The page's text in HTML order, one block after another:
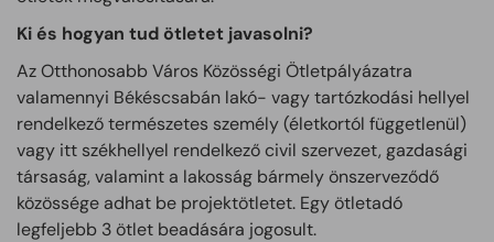
Ki és hogyan tud ötletet javasolni?
Az Otthonosabb Város Közösségi Ötletpályázatra
valamennyi Békéscsabán lakó- vagy tartózkodási hellyel
rendelkező természetes személy (életkortól függetlenül)
vagy itt székhellyel rendelkező civil szervezet, gazdasági
társaság, valamint a lakosság bármely önszerveződő
közössége adhat be projektötletet. Egy ötletadó
legfeljebb 3 ötlet beadására jogosult.